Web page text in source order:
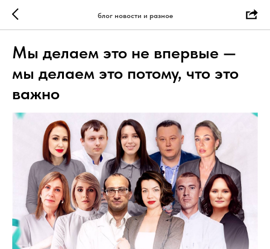
блог новости и разное
Мы делаем это не впервые —
мы делаем это потому, что это
важно